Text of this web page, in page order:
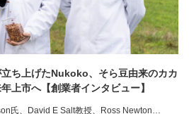
ち上げたNukoko、そら豆由来のカカ
上市へ【創業者インタビュー】
氏、David E Salt教授、Ross Newton…